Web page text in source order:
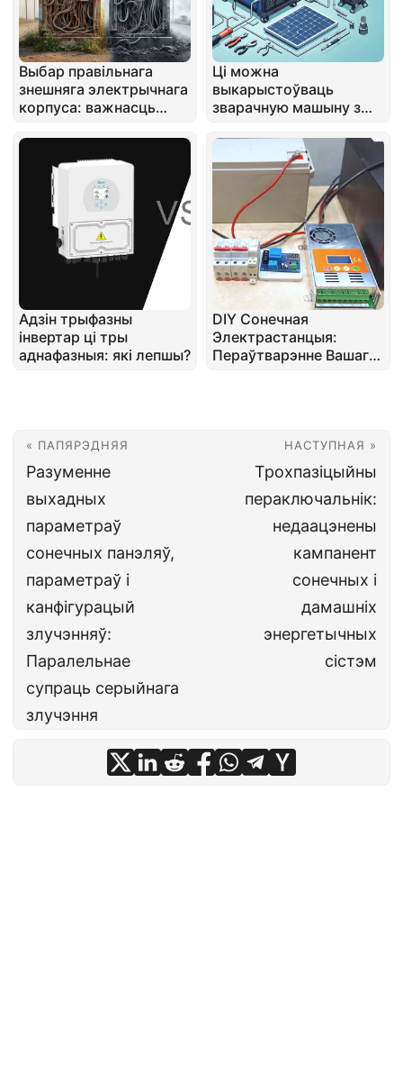
Выбар правільнага
знешняга электрычнага
корпуса: важнасць
Ці можна
выкарыстоўваць
зварачную машыну з
або Бесперапынным
Падаўцам
Электрычнасці (UPS)?
Адзін трыфазны
інвертар ці тры
аднафазныя: які лепшы?
DIY Сонечная
Электрастанцыя:
Пераўтварэнне Вашага
« ПАПЯРЭДНЯЯ
Разуменне
выхадных
параметраў
сонечных панэляў,
параметраў і
канфігурацый
злучэнняў:
Паралельнае
супраць серыйнага
злучэння
НАСТУПНАЯ »
Трохпазіцыйны
пераключальнік:
недаацэнены
кампанент
сонечных і
дамашніх
энергетычных
сістэм